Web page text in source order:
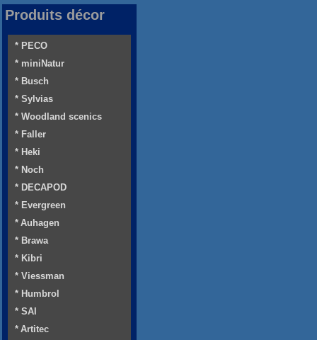
Produits décor
* PECO
* miniNatur
* Busch
* Sylvias
* Woodland scenics
* Faller
* Heki
* Noch
* DECAPOD
* Evergreen
* Auhagen
* Brawa
* Kibri
* Viessman
* Humbrol
* SAI
* Artitec